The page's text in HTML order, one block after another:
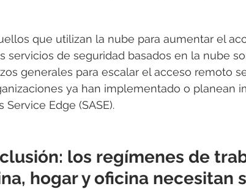
que utilizan la nube para aumentar el
servicios de seguridad basados ​​en la nube
generales para escalar el acceso remoto
ya han implementado o planean
Service Edge (SASE).
los regímenes de
hogar y oficina necesitan